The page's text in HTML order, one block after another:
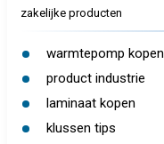
zakelijke producten
warmtepomp kopen
product industrie
laminaat kopen
klussen tips